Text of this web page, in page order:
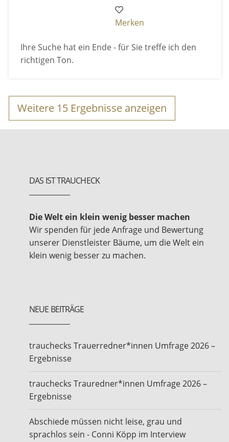
Merken
Ihre Suche hat ein Ende - für Sie treffe ich den
richtigen Ton.
Weitere 15 Ergebnisse anzeigen
DAS IST TRAUCHECK
Die Welt ein klein wenig besser machen
Wir spenden für jede Anfrage und Bewertung
unserer Dienstleister Bäume, um die Welt ein
klein wenig besser zu machen.
NEUE BEITRÄGE
trauchecks Trauerredner*innen Umfrage 2026 –
Ergebnisse
trauchecks Trauredner*innen Umfrage 2026 –
Ergebnisse
Abschiede müssen nicht leise, grau und
sprachlos sein - Conni Köpp im Interview